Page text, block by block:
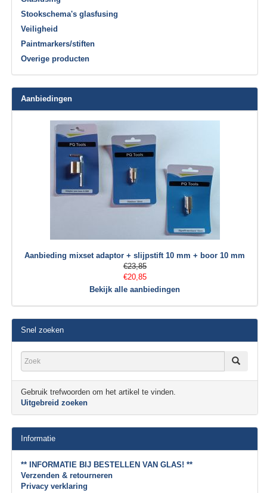
Stookschema's glasfusing
Veiligheid
Paintmarkers/stiften
Overige producten
Aanbiedingen
Aanbieding mixset adaptor + slijpstift 10 mm + boor 10 mm
€23,85
€20,85
Bekijk alle aanbiedingen
Snel zoeken
Gebruik trefwoorden om het artikel te vinden.
Uitgebreid zoeken
Informatie
** INFORMATIE BIJ BESTELLEN VAN GLAS! **
Verzenden & retourneren
Privacy verklaring